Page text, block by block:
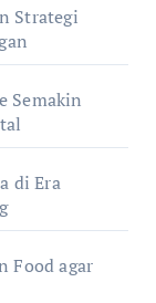
Strategi
Semakin
di Era
Food agar